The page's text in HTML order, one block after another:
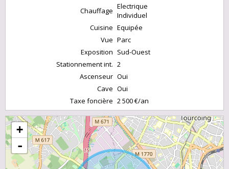
Chauffage Electrique
Individuel
Cuisine Equipée
Vue Parc
Exposition Sud-Ouest
Stationnement int. 2
Ascenseur Oui
Cave Oui
Taxe foncière 2 500 €/an
+
-